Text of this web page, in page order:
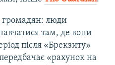
громадян: люди
там, де вони
після «Брекзиту»
«рахунок на